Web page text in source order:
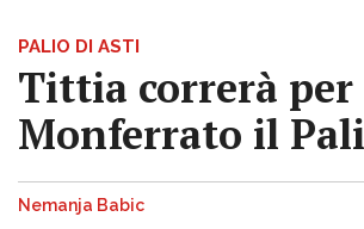
PALIO DI ASTI
Tittia correrà per
Monferrato il
Nemanja Babic